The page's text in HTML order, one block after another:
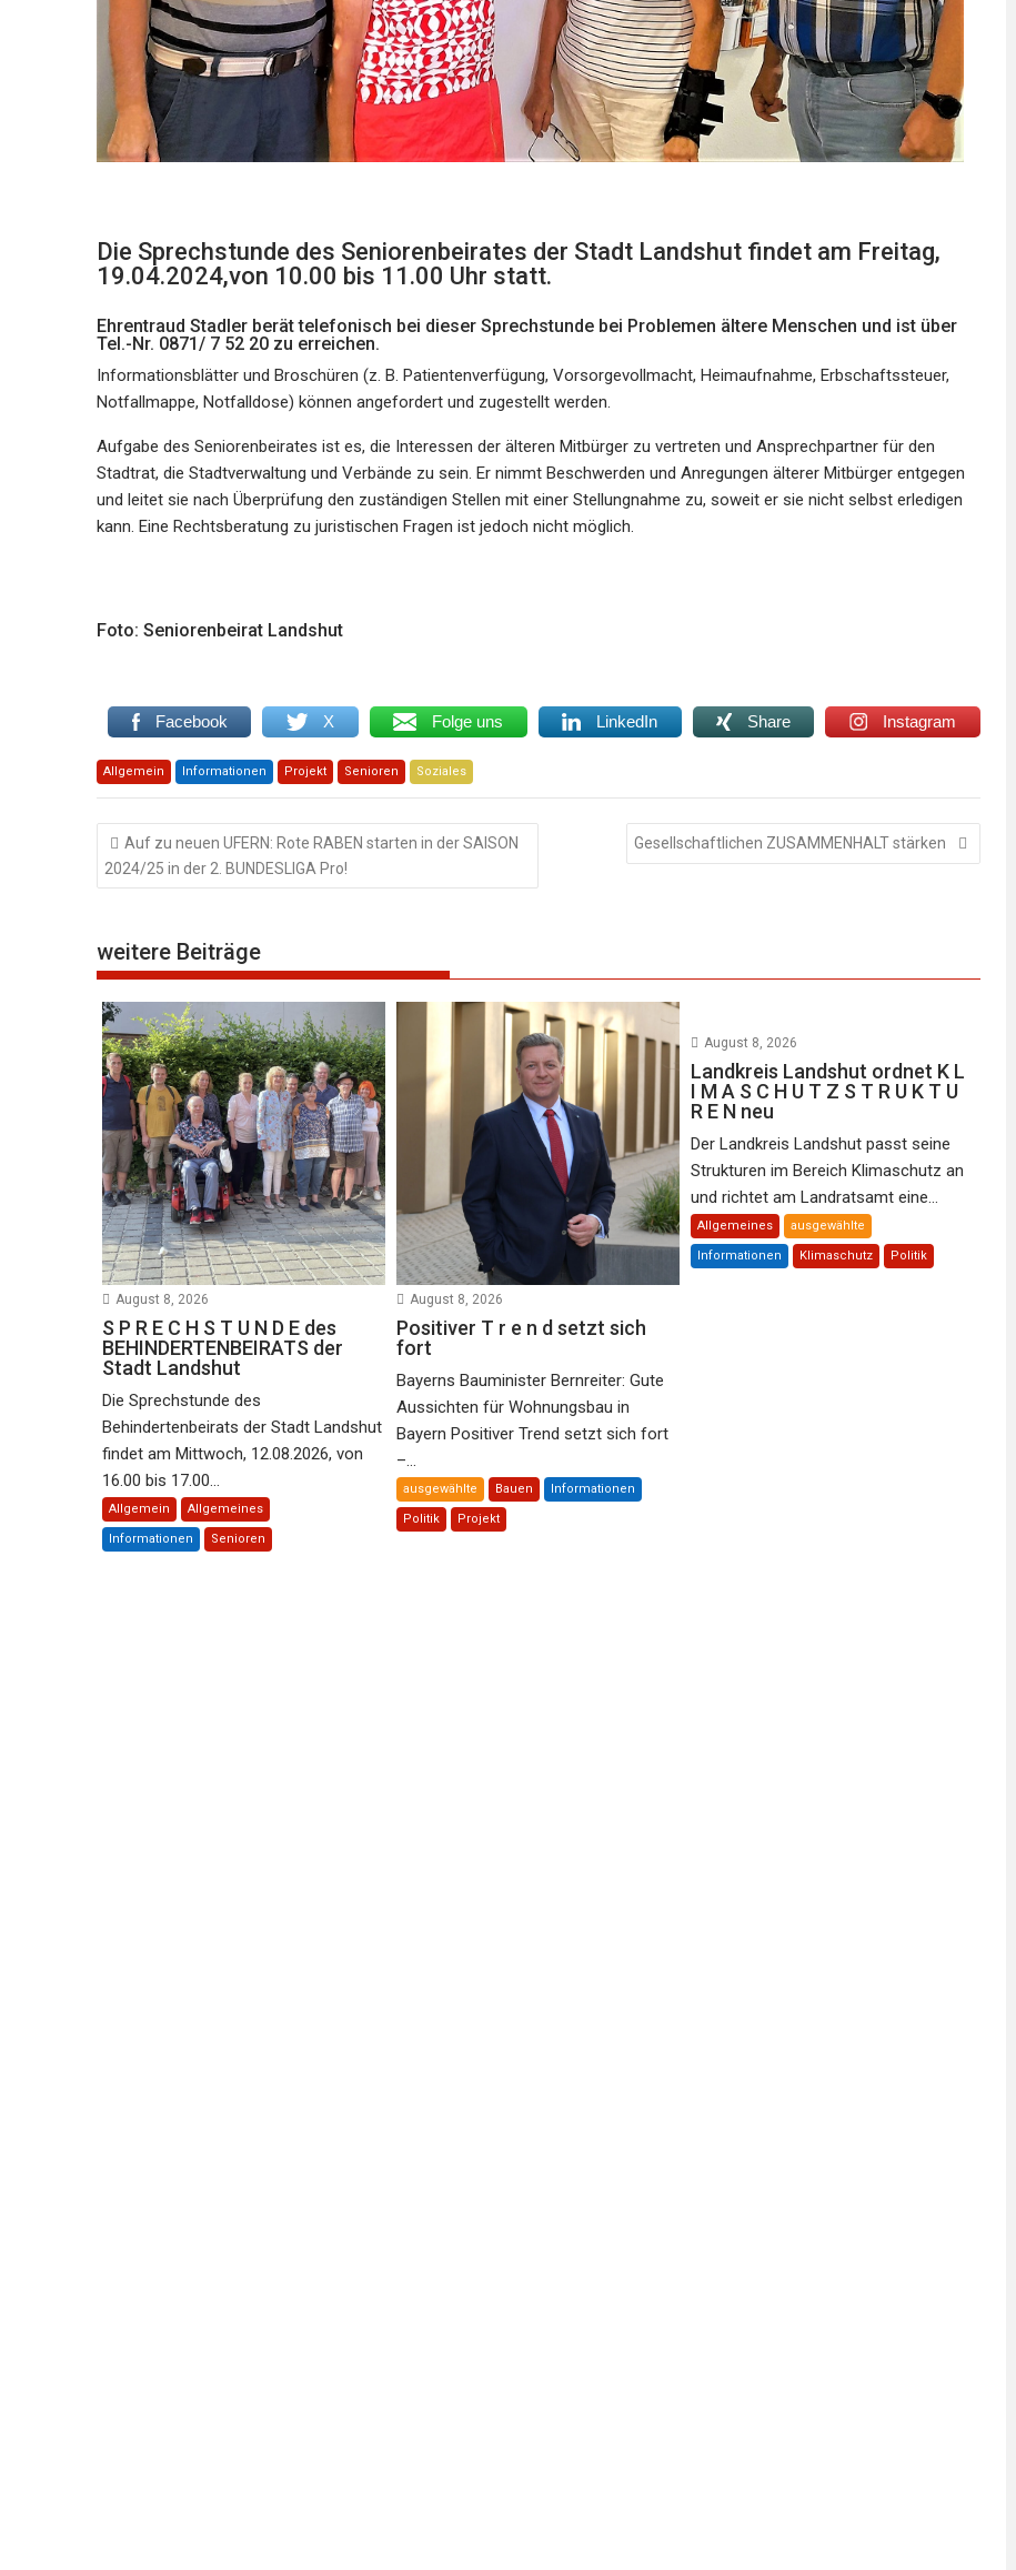
Die Sprechstunde des Seniorenbeirates der Stadt Landshut findet am Freitag,
19.04.2024,von 10.00 bis 11.00 Uhr statt.
Ehrentraud Stadler berät telefonisch bei dieser Sprechstunde bei Problemen ältere Menschen und ist über
Tel.-Nr. 0871/ 7 52 20 zu erreichen.
Informationsblätter und Broschüren (z. B. Patientenverfügung, Vorsorgevollmacht, Heimaufnahme, Erbschaftssteuer,
Notfallmappe, Notfalldose) können angefordert und zugestellt werden.
Aufgabe des Seniorenbeirates ist es, die Interessen der älteren Mitbürger zu vertreten und Ansprechpartner für den
Stadtrat, die Stadtverwaltung und Verbände zu sein. Er nimmt Beschwerden und Anregungen älterer Mitbürger entgegen
und leitet sie nach Überprüfung den zuständigen Stellen mit einer Stellungnahme zu, soweit er sie nicht selbst erledigen
kann. Eine Rechtsberatung zu juristischen Fragen ist jedoch nicht möglich.
Foto: Seniorenbeirat Landshut
Facebook X Folge uns LinkedIn Share Instagram
Allgemein Informationen Projekt Senioren Soziales
Beitragsnavigation
Auf zu neuen UFERN: Rote RABEN starten in der SAISON
2024/25 in der 2. BUNDESLIGA Pro!
Gesellschaftlichen ZUSAMMENHALT stärken
weitere Beiträge
August 8, 2026
S P R E C H S T U N D E des
BEHINDERTENBEIRATS der
Stadt Landshut
Die Sprechstunde des
Behindertenbeirats der Stadt Landshut
findet am Mittwoch, 12.08.2026, von
16.00 bis 17.00...
Allgemein Allgemeines
Informationen Senioren
August 8, 2026
Positiver T r e n d setzt sich
fort
Bayerns Bauminister Bernreiter: Gute
Aussichten für Wohnungsbau in
Bayern Positiver Trend setzt sich fort
–...
ausgewählte Bauen Informationen
Politik Projekt
August 8, 2026
Landkreis Landshut ordnet K L
I M A S C H U T Z S T R U K T U
R E N neu
Der Landkreis Landshut passt seine
Strukturen im Bereich Klimaschutz an
und richtet am Landratsamt eine...
Allgemeines ausgewählte
Informationen Klimaschutz Politik